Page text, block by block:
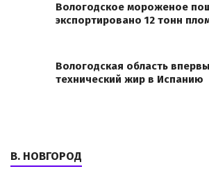
Вологодское мороженое
экспортировано 12 тонн
Вологодская область
технический жир в Испанию
В. НОВГОРОД